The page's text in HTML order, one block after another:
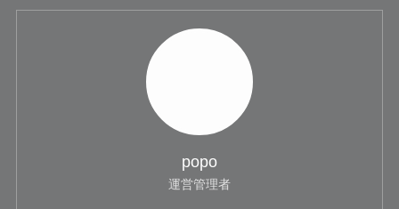
popo
運営管理者